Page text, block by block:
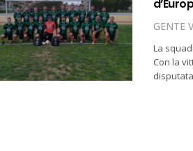
GENTE
La
Con la